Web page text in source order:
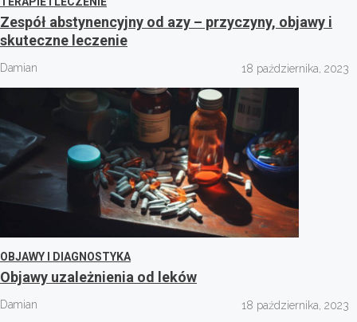
Zespół abstynencyjny od azy – przyczyny, objawy i
skuteczne leczenie
Damian 18 października, 2023
OBJAWY I DIAGNOSTYKA
Objawy uzależnienia od leków
Damian 18 października, 2023